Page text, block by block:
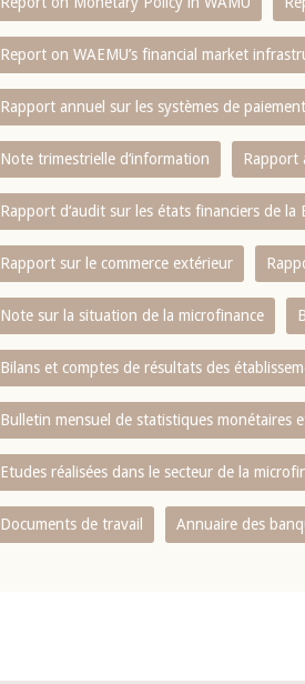
Report on WAEMU’s financial market
Rapport annuel sur les systèmes de paiement
Note trimestrielle d‘information Rapport
Rapport d‘audit sur les états financiers de la
Rapport sur le commerce extérieur
Note sur la situation de la microfinance
Bilans et comptes de résultats des
Bulletin mensuel de statistiques monétaires
Etudes réalisées dans le secteur de la
Documents de travail Annuaire des